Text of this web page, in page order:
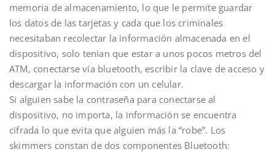
memoria de almacenamiento, lo que le permite guardar
los datos de las tarjetas y cada que los criminales
necesitaban recolectar la información almacenada en el
dispositivo, solo tenían que estar a unos pocos metros del
ATM, conectarse vía bluetooth, escribir la clave de acceso y
descargar la información con un celular.
Si alguien sabe la contraseña para conectarse al
dispositivo, no importa, la información se encuentra
cifrada lo que evita que alguien más la “robe”. Los
skimmers constan de dos componentes Bluetooth: